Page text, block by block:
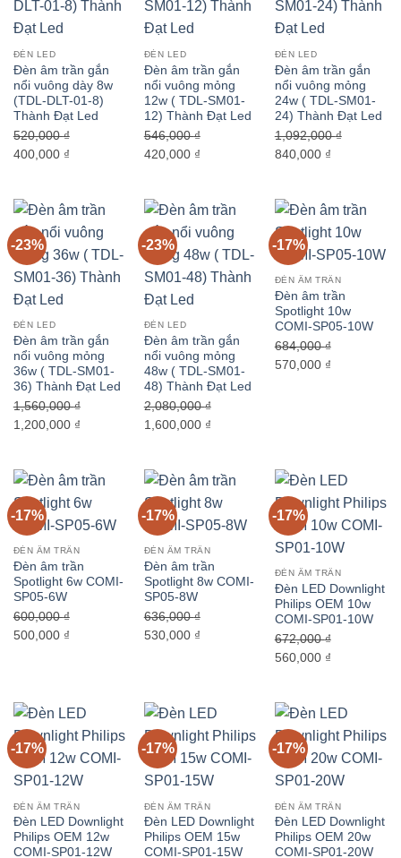
ĐÈN LED
Đèn âm trần gắn
nổi vuông dày 8w
(TDL-DLT-01-8)
Thành Đạt Led
520,000₫
Giá
520,000 ₫.
400,000 ₫Giá
là:
400,000 ₫.
ĐÈN LED
Đèn âm trần gắn
nổi vuông mỏng
12w ( TDL-SM01-
12) Thành Đạt Led
546,000₫
Giá
546,000 ₫.
420,000 ₫Giá
là:
420,000 ₫.
ĐÈN LED
Đèn âm trần gắn
nổi vuông mỏng
24w ( TDL-SM01-
24) Thành Đạt Led
1,092,000₫
Giá
1,092,000 ₫.
840,000 ₫Giá
là:
840,000 ₫.
-23%
ĐÈN LED
Đèn âm trần gắn
nổi vuông mỏng
36w ( TDL-SM01-
36) Thành Đạt Led
1,560,000₫
Giá
1,560,000 ₫.
1,200,000 ₫Giá
là:
1,200,000 ₫.
-23%
ĐÈN LED
Đèn âm trần gắn
nổi vuông mỏng
48w ( TDL-SM01-
48) Thành Đạt Led
2,080,000₫
Giá
2,080,000 ₫.
1,600,000 ₫Giá
là:
1,600,000 ₫.
-17%
ĐÈN ÂM TRẦN
Đèn âm trần
Spotlight 10w
COMI-SP05-10W
684,000₫
Giá
570,000 ₫Giá
-17%
ĐÈN ÂM TRẦN
Đèn âm trần
Spotlight 6w COMI-
SP05-6W
600,000₫
Giá
500,000 ₫Giá
500,000 ₫.
-17%
ĐÈN ÂM TRẦN
Đèn âm trần
Spotlight 8w COMI-
SP05-8W
636,000₫
Giá
530,000 ₫Giá
530,000 ₫.
-17%
ĐÈN ÂM TRẦN
Đèn LED Downlight
Philips OEM 10w
COMI-SP01-10W
672,000₫
Giá
672,000 ₫.
560,000 ₫Giá
là:
560,000 ₫.
-17%
ĐÈN ÂM TRẦN
Đèn LED Downlight
Philips OEM 12w
COMI-SP01-12W
-17%
ĐÈN ÂM TRẦN
Đèn LED Downlight
Philips OEM 15w
COMI-SP01-15W
-17%
ĐÈN ÂM TRẦN
Đèn LED Downlight
Philips OEM 20w
COMI-SP01-20W